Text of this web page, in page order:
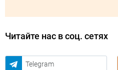
Читайте нас в соц. сетях
Telegram